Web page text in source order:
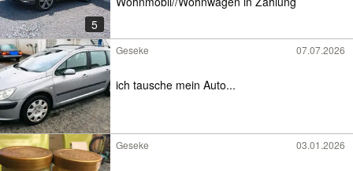
5
Geseke 07.07.2026
ich tausche mein Auto...
Geseke 03.01.2026